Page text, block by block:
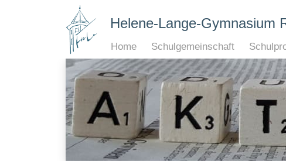
Helene-Lange-Gymnasium
Home Schulgemeinschaft